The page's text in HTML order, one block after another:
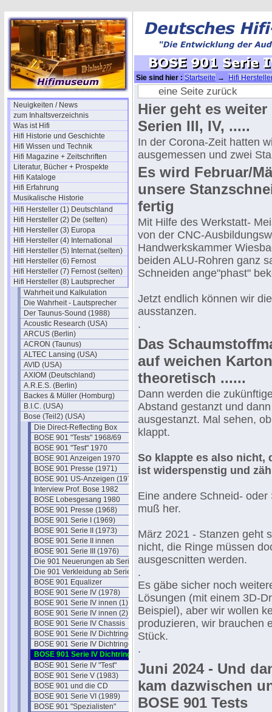
Neuigkeiten / News
zum Inhaltsverzeichnis
Was ist Hifi
Hifi Historie und Geschichte
Hifi Wissen und Technik
Hifi Magazine + Zeitschriften
Literatur, Bücher + Prospekte
Hifi Kataloge
Hifi Erfahrung
Musikalische Historie
Hifi Hersteller (1) Deutschland
Hifi Hersteller (2) De (selten)
Hifi Hersteller (3) Europa
Hifi Hersteller (4) International
Hifi Hersteller (5) Internat.(selten)
Hifi Hersteller (6) Fernost
Hifi Hersteller (7) Fernost (selten)
Hifi Hersteller (8) Lautsprecher
Wahrheit und Kalkulation
Die Wahrheit - Lautsprecher
Der Taunus-Sound (1988)
Acoustic Research (USA)
ARCUS (Berlin)
ACRON (Taunus)
ALTEC Lansing (USA)
AVID (USA)
AXIOM (Deutschland)
A.R.E.S. (Berlin)
Backes & Müller (Homburg)
B.I.C. (USA)
Bose (Teil2) (USA)
Die Direct-Reflecting Box
BOSE 901 "Tests" 1968/69
BOSE 901 "Test" 1970
BOSE 901 Anzeigen 1970
BOSE 901 Presse (1971)
BOSE 901 US-Anzeigen (1972)
Interview Prof. Bose 1982
BOSE Lobesgesang 1980
BOSE 901 Presse (1968)
BOSE 901 Serie I (1969)
BOSE 901 Serie II (1973)
BOSE 901 Serie II innen
BOSE 901 Serie III (1976)
Die 901 Neuerungen ab Serie III
Die 901 Verkleidung ab Serie III
BOSE 901 Equalizer
BOSE 901 Serie IV (1978)
BOSE 901 Serie IV innen (1)
BOSE 901 Serie IV innen (2)
BOSE 901 Serie IV Chassis
BOSE 901 Serie IV Dichtringe
BOSE 901 Serie IV Dichtringe II
BOSE 901 Serie IV Dichtringe III
BOSE 901 Serie IV "Test"
BOSE 901 Serie V (1983)
BOSE 901 und die CD
BOSE 901 Serie VI (1989)
BOSE 901 "Spezialisten"
Sie sind hier : Startseite →
Hifi
Dichtringe IIIeine Seite zurück
Hier geht es
Serien III, IV, .....
In der Corona-Zeit hatten
ausgemessen und zwei
Es wird Februar/
unsere
fertig
Mit Hilfe des Werkstatt-
von der CNC-
Handwerkskammer
beiden ALU-Rohren ganz
Schneiden ange"phast"
Jetzt endlich können wir
ausstanzen.
.
Das
auf weichen
theoretisch ......
Dann werden die
Abstand gestanzt und
ausgestanzt. Mal sehen,
klappt.
So klappte es also nicht,
ist widerspenstig und
Eine andere Schneid- oder
muß her.
März 2021 - Stanzen geht
nicht, die Ringe müssen
ausgescnitten werden.
.
Es gäbe sicher noch
Lösungen (mit einem 3D-
Beispiel), aber wir wollen
produzieren, wir brauchen
Stück.
.
Juni 2024 - Und
kam dazwischen
BOSE 901 Tests